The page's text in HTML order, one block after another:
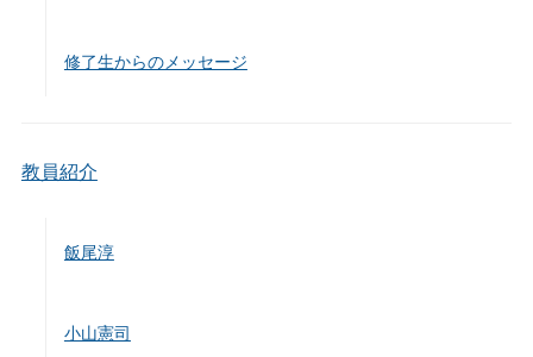
修了生からのメッセージ
教員紹介
飯尾淳
小山憲司